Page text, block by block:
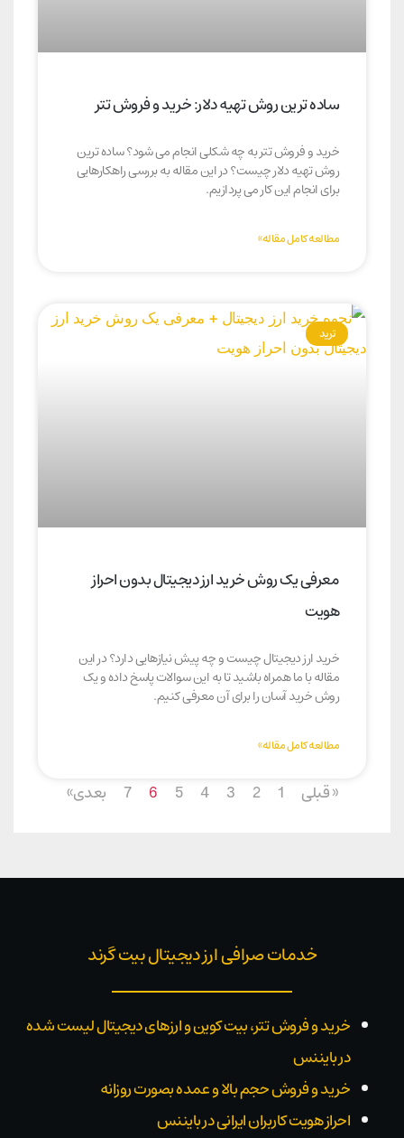
ساده ترین روش تهیه دلار: خرید و فروش تتر
خرید و فروش تتر به چه شکلی انجام می شود؟ ساده ترین
روش تهیه دلار چیست؟ در این مقاله به بررسی راهکارهایی
برای انجام این کار می پردازیم.
مطالعه کامل مقاله»
ترید
معرفی یک روش خرید ارز دیجیتال بدون احراز
هویت
خرید ارز دیجیتال چیست و چه پیش نیازهایی دارد؟ در این
مقاله با ما همراه باشید تا به این سوالات پاسخ داده و یک
روش خرید آسان را برای آن معرفی کنیم.
مطالعه کامل مقاله»
« قبلی 1
2
3
4
5
6
7 بعدی»
خدمات صرافی ارز دیجیتال بیت گرند
خرید و فروش تتر، بیت کوین و ارزهای دیجیتال لیست شده
در بایننس
خرید و فروش حجم بالا و عمده بصورت روزانه
احراز هویت کاربران ایرانی در بایننس